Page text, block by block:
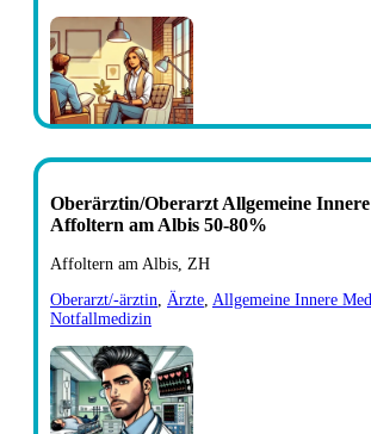
Oberärztin/Oberarzt Allgemeine
Affoltern am Albis 50-80%
Affoltern am Albis, ZH
Oberarzt/-ärztin
Ärzte Allgemeine Innere
Notfallmedizin